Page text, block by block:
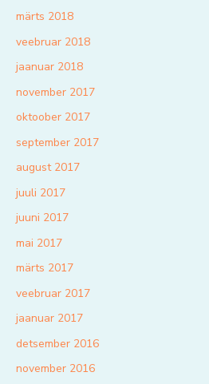
märts 2018
veebruar 2018
jaanuar 2018
november 2017
oktoober 2017
september 2017
august 2017
juuli 2017
juuni 2017
mai 2017
märts 2017
veebruar 2017
jaanuar 2017
detsember 2016
november 2016